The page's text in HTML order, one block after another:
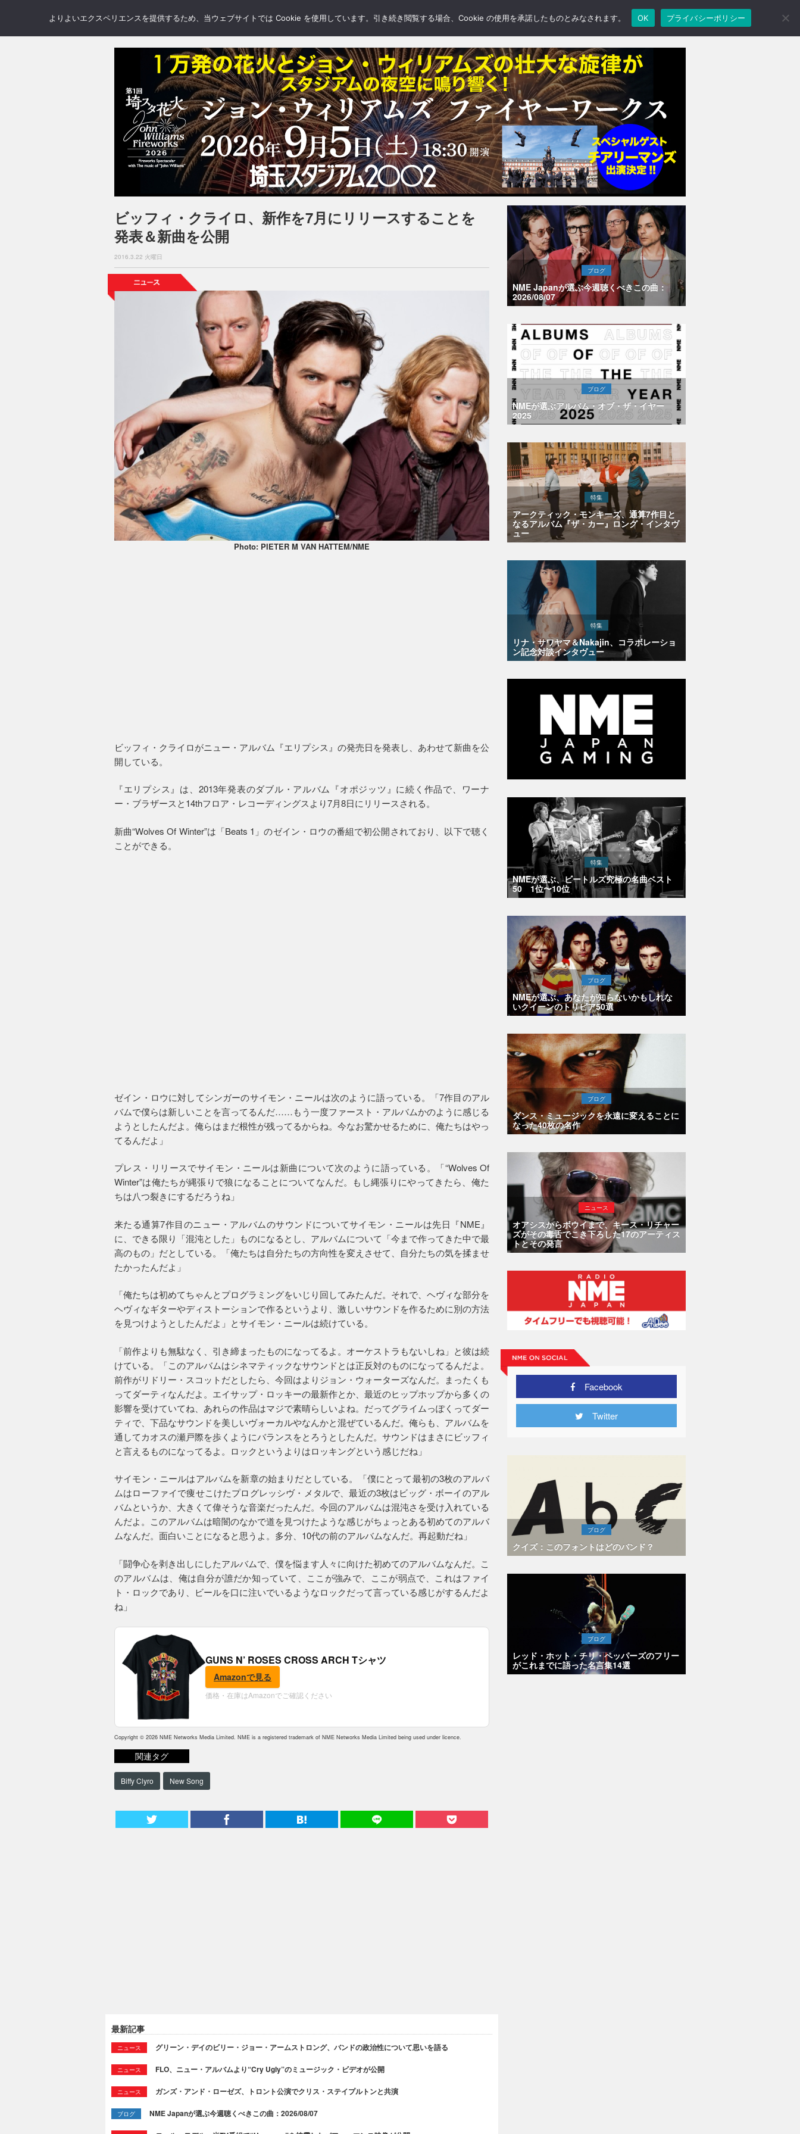
NEWS REVIEWS GALLERY BLOGS FEATURE
ビッフィ・クライロ、新作を7月にリリースすることを
発表＆新曲を公開
2016.3.22 火曜日
Photo: PIETER M VAN HATTEM/NME
ビッフィ・クライロがニュー・アルバム『エリプシス』の発売日を発表し、あわせて新曲を公
開している。
『エリプシス』は、2013年発表のダブル・アルバム『オポジッツ』に続く作品で、ワーナ
ー・ブラザースと14thフロア・レコーディングスより7月8日にリリースされる。
新曲“Wolves Of Winter”は「Beats 1」のゼイン・ロウの番組で初公開されており、以下で聴く
ことができる。
ゼイン・ロウに対してシンガーのサイモン・ニールは次のように語っている。「7作目のアル
バムで僕らは新しいことを言ってるんだ……もう一度ファースト・アルバムかのように感じる
ようとしたんだよ。俺らはまだ根性が残ってるからね。今なお驚かせるために、俺たちはやっ
てるんだよ」
プレス・リリースでサイモン・ニールは新曲について次のように語っている。「“Wolves Of
Winter”は俺たちが縄張りで狼になることについてなんだ。もし縄張りにやってきたら、俺た
ちは八つ裂きにするだろうね」
来たる通算7作目のニュー・アルバムのサウンドについてサイモン・ニールは先日『NME』
に、できる限り「混沌とした」ものになるとし、アルバムについて「今まで作ってきた中で最
高のもの」だとしている。「俺たちは自分たちの方向性を変えさせて、自分たちの気を揉ませ
たかったんだよ」
「俺たちは初めてちゃんとプログラミングをいじり回してみたんだ。それで、ヘヴィな部分を
ヘヴィなギターやディストーションで作るというより、激しいサウンドを作るために別の方法
を見つけようとしたんだよ」とサイモン・ニールは続けている。
「前作よりも無駄なく、引き締まったものになってるよ。オーケストラもないしね」と彼は続
けている。「このアルバムはシネマティックなサウンドとは正反対のものになってるんだよ。
前作がリドリー・スコットだとしたら、今回はよりジョン・ウォーターズなんだ。まったくも
ってダーティなんだよ。エイサップ・ロッキーの最新作とか、最近のヒップホップから多くの
影響を受けていてね、あれらの作品はマジで素晴らしいよね。だってグライムっぽくってダー
ティで、下品なサウンドを美しいヴォーカルやなんかと混ぜているんだ。俺らも、アルバムを
通してカオスの瀬戸際を歩くようにバランスをとろうとしたんだ。サウンドはまさにビッフィ
と言えるものになってるよ。ロックというよりはロッキングという感じだね」
サイモン・ニールはアルバムを新章の始まりだとしている。「僕にとって最初の3枚のアルバ
ムはローファイで痩せこけたプログレッシヴ・メタルで、最近の3枚はビッグ・ボーイのアル
バムというか、大きくて偉そうな音楽だったんだ。今回のアルバムは混沌さを受け入れている
んだよ。このアルバムは暗闇のなかで道を見つけたような感じがちょっとある初めてのアルバ
ムなんだ。面白いことになると思うよ。多分、10代の前のアルバムなんだ。再起動だね」
「闘争心を剥き出しにしたアルバムで、僕を悩ます人々に向けた初めてのアルバムなんだ。こ
のアルバムは、俺は自分が誰だか知っていて、ここが強みで、ここが弱点で、これはファイ
ト・ロックであり、ビールを口に注いでいるようなロックだって言っている感じがするんだよ
ね」
GUNS N’ ROSES CROSS ARCH Tシャツ
Amazonで見る
価格・在庫はAmazonでご確認ください
Copyright © 2026 NME Networks Media Limited. NME is a registered trademark of NME Networks Media Limited being used under licence.
関連タグ
Biffy Clyro New Song
最新記事
ニュース グリーン・デイのビリー・ジョー・アームストロング、バンドの政治性について思いを語る
ニュース FLO、ニュー・アルバムより“Cry Ugly”のミュージック・ビデオが公開
ニュース ガンズ・アンド・ローゼズ、トロント公演でクリス・ステイプルトンと共演
ブログ NME Japanが選ぶ今週聴くべきこの曲：2026/08/07
ブログ
NME Japanが選ぶ今週聴くべきこの曲：
2026/08/07
ブログ
NMEが選ぶアルバム・オブ・ザ・イヤー
2025
特集
アークティック・モンキーズ、通算7作目と
なるアルバム『ザ・カー』ロング・インタヴ
ュー
特集
リナ・サワヤマ＆Nakajin、コラボレーショ
ン記念対談インタヴュー
特集
NMEが選ぶ、ビートルズ究極の名曲ベスト
50 1位〜10位
ブログ
NMEが選ぶ、あなたが知らないかもしれな
いクイーンのトリビア50選
ブログ
ダンス・ミュージックを永遠に変えることに
なった40枚の名作
ニュース
オアシスからボウイまで、キース・リチャー
ズがその毒舌でこき下ろした17のアーティス
トとその発言
Facebook
Twitter
ブログ
クイズ：このフォントはどのバンド？
ブログ
レッド・ホット・チリ・ペッパーズのフリー
がこれまでに語った名言集14選
よりよいエクスペリエンスを提供するため、当ウェブサイトでは Cookie を使用しています。引き続き閲覧する場合、Cookie の使用を承諾したものとみなされます。 OK プライバシーポリシー